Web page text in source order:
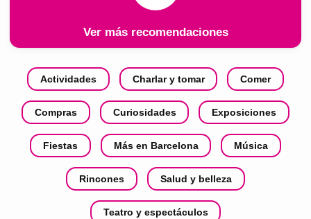
Ver más recomendaciones
Actividades Charlar y tomar Comer
Compras Curiosidades Exposiciones
Fiestas Más en Barcelona Música
Rincones Salud y belleza
Teatro y espectáculos